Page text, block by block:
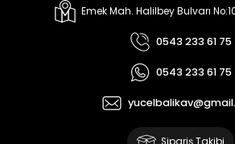
Emek Mah. Halilbey Bulvarı
0543 233 61 75
0543 233 61 75
Sipariş Takibi